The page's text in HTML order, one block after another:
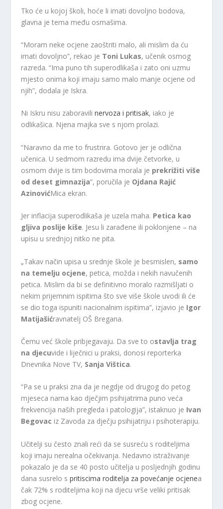
Tko će u kojoj školi, hoće li imati dovoljno bodova,
glavna je tema među osmašima.
“Moram neke ocjene zaoštriti malo, ali mislim da ću
imati dovoljno”, rekao je Toni Lukas, učenik osmog
razreda. “Ima puno tih superodlikaša i zato oni uzmu
mjesto onima koji imaju samo malo manje ocjene od
njih”, dodala je Iskra.
Ni Iskru nisu zaboravilinervoza i pritisak, iako je
odlikašica. Njena majka sve s njom prolazi.
“Naravno da me to frustrira. Gotovo jer je odlična
učenica. U sedmom razredu ima dvije četvorke, u
osmom dvije is tim bodovima morala je prekrižiti više
od deset gimnazija“, poručila je Ojdana Rajić
AzinovićMica ekran.
Jer inflacija superodlikaša je uzela maha. Petica kao
gljiva poslije kiše. Jesu li zarađene ili poklonjene – na
upisu u srednjoj nitko ne pita.
„Takav način upisa u srednje škole je besmislen, samo
na temelju ocjene, petica, možda i nekih navučenih
petica. Mislim da bi se definitivno moralo razmišljati o
nekim prijemnim ispitima što sve više škole uvodi ili će
se dio toga ispuniti nacionalnim ispitima”, izjavio je Igor
Matijašićravnatelj OŠ Bregana.
Čemu već škole pribjegavaju. Da sve to ostavlja trag
na djecuvide i liječnici u praksi, donosi reporterka
Dnevnika Nove TV, Sanja Vištica.
“Pa se u praksi zna da je negdje od drugog do petog
mjeseca nama kao dječjim psihijatrima puno veća
frekvencija naših pregleda i patologija”, istaknuo je Ivan
Begovac iz Zavoda za dječju psihijatriju i psihoterapiju.
Učitelji su često znali reći da se susreću s roditeljima
koji imaju nerealna očekivanja. Nedavno istraživanje
pokazalo je da se 40 posto učitelja u posljednjih godinu
dana susrelo spritiscima roditelja za povećanje ocjenea
čak 72% s roditeljima koji na djecu vrše veliki pritisak
zbog ocjene.